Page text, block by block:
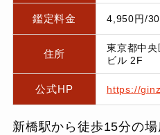
鑑定料金 4,950円/30
住所
東京都中
ビル 2F
公式HP https://
新橋駅から徒歩15分の